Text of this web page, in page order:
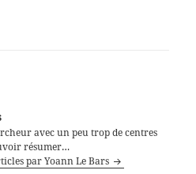
avec un peu trop de centres
résumer…
par Yoann Le Bars